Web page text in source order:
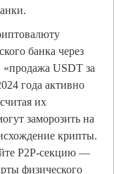
банка через
USDT за
года активно
их
заморозить на
крипты.
P2P-секцию —
физического